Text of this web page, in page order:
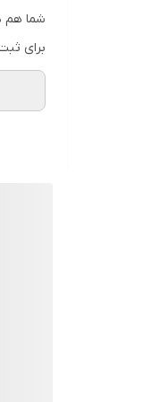
شما هم
برای